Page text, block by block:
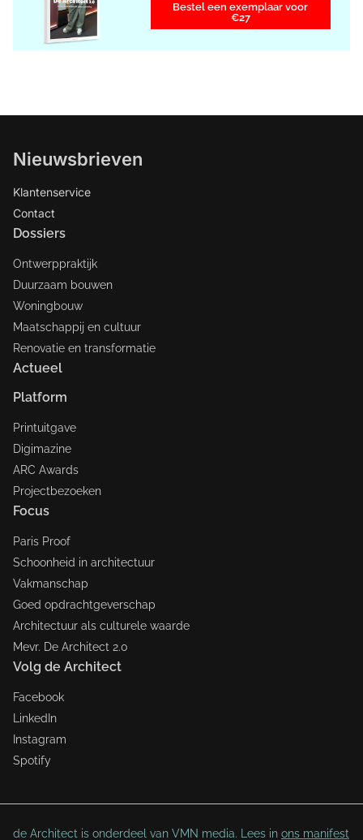
Bestel een exemplaar voor
€27
Nieuwsbrieven
Klantenservice
Contact
Dossiers
Ontwerppraktijk
Duurzaam bouwen
Woningbouw
Maatschappij en cultuur
Renovatie en transformatie
Actueel
Platform
Printuitgave
Digimazine
ARC Awards
Projectbezoeken
Focus
Paris Proof
Schoonheid in architectuur
Vakmanschap
Goed opdrachtgeverschap
Architectuur als culturele waarde
Mevr. De Architect 2.0
Volg de Architect
Facebook
LinkedIn
Instagram
Spotify
de Architect is onderdeel van VMN media. Lees in ons manifest